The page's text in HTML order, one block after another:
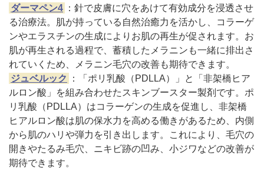
ダーマペン4 ：針で皮膚に穴をあけて有効成分を浸透させ
る治療法。肌が持っている自然治癒力を活かし、コラーゲ
ンやエラスチンの生成によりお肌の再生が促されます。お
肌が再生される過程で、蓄積したメラニンも一緒に排出さ
れていくため、メラニン毛穴の改善も期待できます。
ジュベルック
：「ポリ乳酸（PDLLA）」と「非架橋ヒア
ルロン酸」を組み合わせたスキンブースター製剤です。ポ
リ乳酸（PDLLA）はコラーゲンの生成を促進し、非架橋
ヒアルロン酸は肌の保水力を高める働きがあるため、内側
から肌のハリや弾力を引き出します。これにより、毛穴の
開きやたるみ毛穴、ニキビ跡の凹み、小ジワなどの改善が
期待できます。